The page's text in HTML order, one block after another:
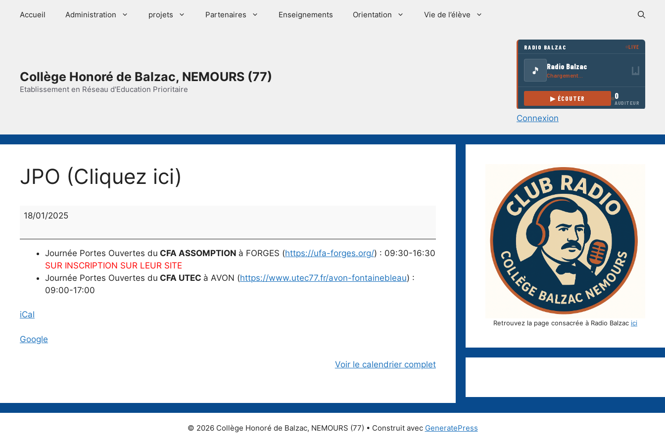
Accueil Administration projets Partenaires Enseignements Orientation Vie de l’élève
Collège Honoré de Balzac, NEMOURS (77)
Etablissement en Réseau d'Education Prioritaire
Connexion
JPO (Cliquez ici)
JPO
18/01/2025
Journée Portes Ouvertes du CFA ASSOMPTION à FORGES (https://ufa-forges.org/) : 09:30-16:30
SUR INSCRIPTION SUR LEUR SITE
Journée Portes Ouvertes du CFA UTEC à AVON (https://www.utec77.fr/avon-fontainebleau) :
09:00-17:00
iCal
Google
Voir le calendrier complet
Retrouvez la page consacrée à Radio Balzac ici
© 2026 Collège Honoré de Balzac, NEMOURS (77) • Construit avec GeneratePress